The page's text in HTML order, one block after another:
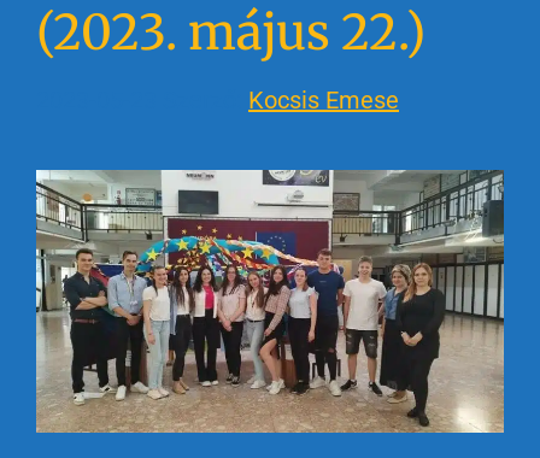
(2023. május 22.)
Kocsis Emese